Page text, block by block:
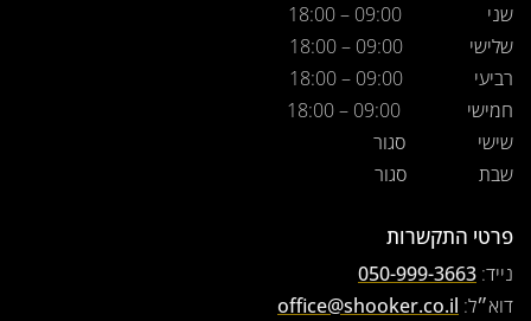
שני 09:00 – 18:00
שלישי 09:00 – 18:00
רביעי 09:00 – 18:00
חמישי 09:00 – 18:00
שישי סגור
שבת סגור
פרטי התקשרות
נייד: 050-999-3663
דוא״ל: office@shooker.co.il